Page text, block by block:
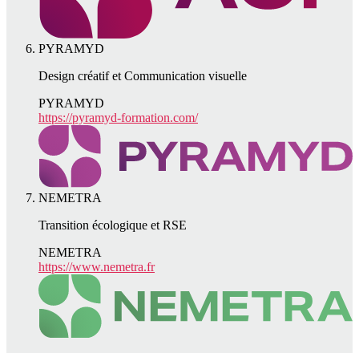
PYRAMYD
Design créatif et Communication visuelle
PYRAMYD
https://pyramyd-formation.com/
NEMETRA
Transition écologique et RSE
NEMETRA
https://www.nemetra.fr